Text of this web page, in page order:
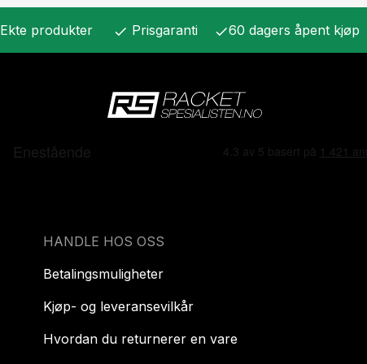
Ekte produkter check Prisgaranti check60 dagers åpent kjøp
HANDLE HOS OSS
Betalingsmuligheter
Kjøp- og leveransevilkår
Hvordan du returnerer en vare